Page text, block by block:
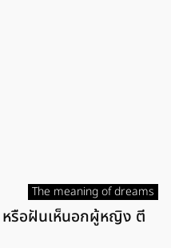
The meaning of dreams
หรือฝันเห็นอกผู้หญิง ตี